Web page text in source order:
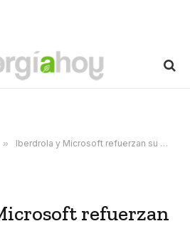
» Iberdrola y Microsoft refuerzan su alianza energética y digital con 150 MW y nuevas soluciones de IA
refuerzan